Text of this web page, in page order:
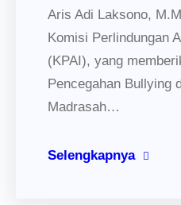
Aris Adi Laksono,
Komisi Perlindungan
(KPAI), yang
Pencegahan Bullying
Madrasah…
Selengkapnya